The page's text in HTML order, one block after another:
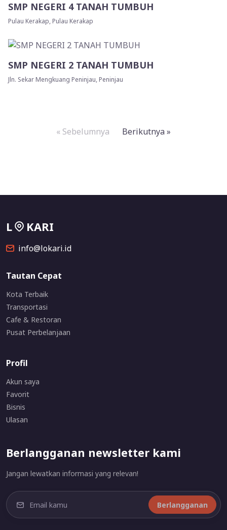
SMP NEGERI 4 TANAH TUMBUH
Pulau Kerakap, Pulau Kerakap
SMP NEGERI 2 TANAH TUMBUH
Jln. Sekar Mengkuang Peninjau, Peninjau
« Sebelumnya Berikutnya »
L KARI
info@lokari.id
Tautan Cepat
Kota Terbaik
Transportasi
Cafe & Restoran
Pusat Perbelanjaan
Profil
Akun saya
Favorit
Bisnis
Ulasan
Berlangganan newsletter kami
Jangan lewatkan informasi yang relevan!
Berlangganan